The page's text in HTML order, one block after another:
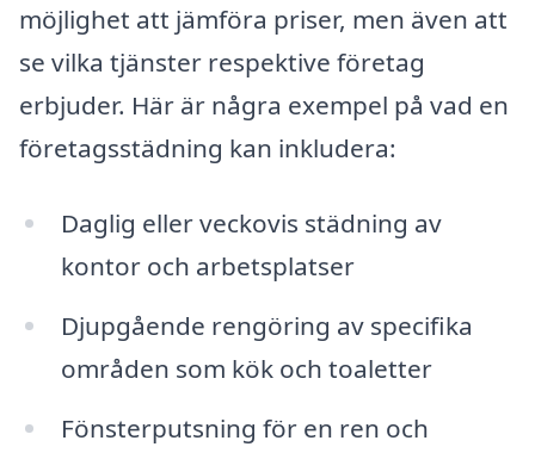
möjlighet att jämföra priser, men även att
se vilka tjänster respektive företag
erbjuder. Här är några exempel på vad en
företagsstädning kan inkludera:
Daglig eller veckovis städning av
kontor och arbetsplatser
Djupgående rengöring av specifika
områden som kök och toaletter
Fönsterputsning för en ren och